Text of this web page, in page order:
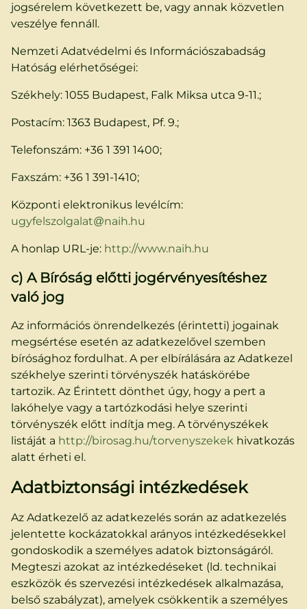
jogsérelem következett be, vagy annak közvetlen
veszélye fennáll.
Nemzeti Adatvédelmi és Információszabadság
Hatóság elérhetőségei:
Székhely: 1055 Budapest, Falk Miksa utca 9-11.;
Postacím: 1363 Budapest, Pf. 9.;
Telefonszám: +36 1 391 1400;
Faxszám: +36 1 391-1410;
Központi elektronikus levélcím:
ugyfelszolgalat@naih.hu
A honlap URL-je: http://www.naih.hu
c) A Bíróság előtti jogérvényesítéshez
való jog
Az információs önrendelkezés (érintetti) jogainak
megsértése esetén az adatkezelővel szemben
bírósághoz fordulhat. A per elbírálására az Adatkezel
székhelye szerinti törvényszék hatáskörébe
tartozik. Az Érintett dönthet úgy, hogy a pert a
lakóhelye vagy a tartózkodási helye szerinti
törvényszék előtt indítja meg. A törvényszékek
listáját a http://birosag.hu/torvenyszekek hivatkozás
alatt érheti el.
Adatbiztonsági intézkedések
Az Adatkezelő az adatkezelés során az adatkezelés
jelentette kockázatokkal arányos intézkedésekkel
gondoskodik a személyes adatok biztonságáról.
Megteszi azokat az intézkedéseket (ld. technikai
eszközök és szervezési intézkedések alkalmazása,
belső szabályzat), amelyek csökkentik a személyes